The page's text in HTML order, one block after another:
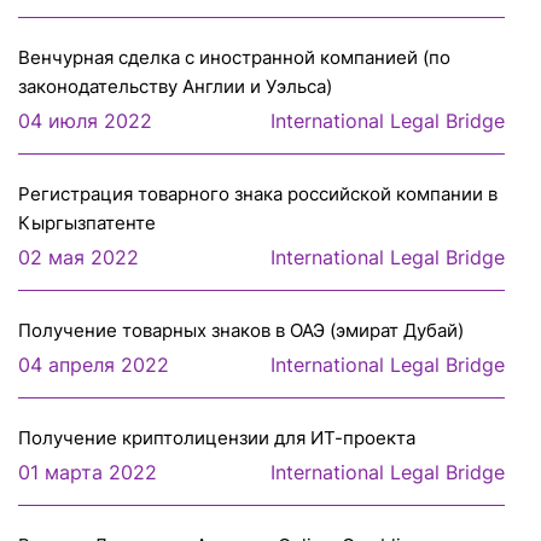
Венчурная сделка с иностранной компанией (по
законодательству Англии и Уэльса)
04 июля 2022 International Legal Bridge
Регистрация товарного знака российской компании в
Кыргызпатенте
02 мая 2022 International Legal Bridge
Получение товарных знаков в ОАЭ (эмират Дубай)
04 апреля 2022 International Legal Bridge
Получение криптолицензии для ИТ-проекта
01 марта 2022 International Legal Bridge